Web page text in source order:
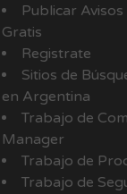
Publicar
Gratis
Registrate
Sitios de
en Argentina
Trabajo de
Manager
Trabajo de
Trabajo de